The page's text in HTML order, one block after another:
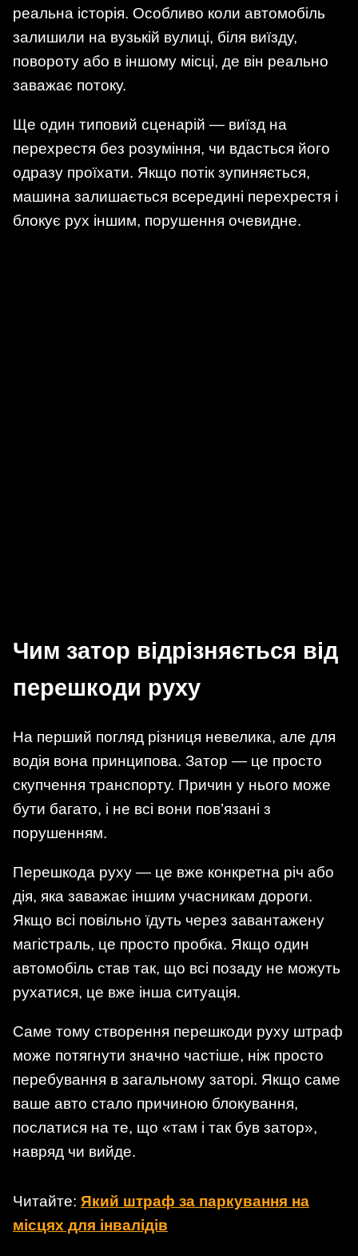
реальна історія. Особливо коли автомобіль
залишили на вузькій вулиці, біля виїзду,
повороту або в іншому місці, де він реально
заважає потоку.
Ще один типовий сценарій — виїзд на
перехрестя без розуміння, чи вдасться його
одразу проїхати. Якщо потік зупиняється,
машина залишається всередині перехрестя і
блокує рух іншим, порушення очевидне.
Чим затор відрізняється від
перешкоди руху
На перший погляд різниця невелика, але для
водія вона принципова. Затор — це просто
скупчення транспорту. Причин у нього може
бути багато, і не всі вони пов’язані з
порушенням.
Перешкода руху — це вже конкретна річ або
дія, яка заважає іншим учасникам дороги.
Якщо всі повільно їдуть через завантажену
магістраль, це просто пробка. Якщо один
автомобіль став так, що всі позаду не можуть
рухатися, це вже інша ситуація.
Саме тому створення перешкоди руху штраф
може потягнути значно частіше, ніж просто
перебування в загальному заторі. Якщо саме
ваше авто стало причиною блокування,
послатися на те, що «там і так був затор»,
навряд чи вийде.
Читайте: Який штраф за паркування на
місцях для інвалідів